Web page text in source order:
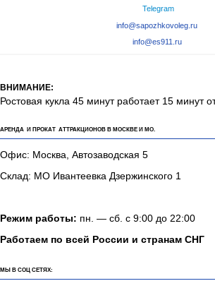
Telegram
info@sapozhkovoleg.ru
info@es911.ru
ВНИМАНИЕ:
Ростовая кукла 45 минут работает 15 минут
АРЕНДА И ПРОКАТ АТТРАКЦИОНОВ В МОСКВЕ И МО.
Офис: Москва, Автозаводская 5
Склад: МО Ивантеевка Дзержинского 1
Режим работы: пн. — сб. с 9:00 до 22:00
Работаем по всей России и странам СНГ
МЫ В СОЦ СЕТЯХ: